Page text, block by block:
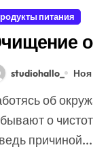
питания
studiohallo_ Ноя
о
причиной...